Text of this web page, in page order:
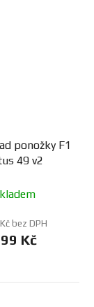
ponožky F1
49 v2
bez DPH
Kč